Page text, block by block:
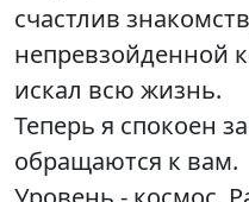
счастлив
непревзойденной
искал всю жизнь.
Теперь я спокоен
обращаются к вам.